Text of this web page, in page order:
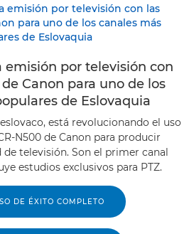
emisión por televisión con
Canon para uno de los
de Eslovaquia
está revolucionando el uso
N500 de Canon para producir
televisión. Son el primer canal
estudios exclusivos para PTZ.
DE ÉXITO COMPLETO